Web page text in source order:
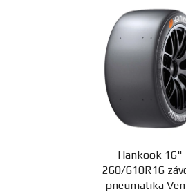
Hankook 16"
260/610R16
pneumatika